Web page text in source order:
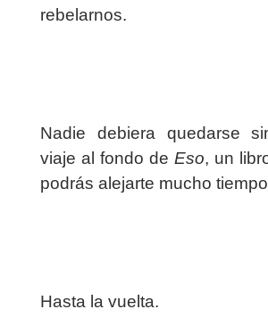
rebelarnos.
Nadie debiera quedarse
viaje al fondo de Eso, un
podrás alejarte mucho
Hasta la vuelta.